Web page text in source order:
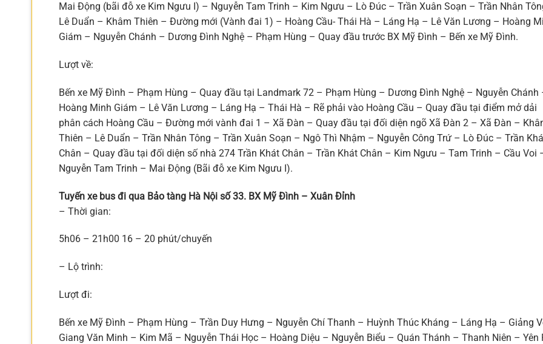
Mai Động (bãi đỗ xe Kim Ngưu I) – Nguyễn Tam Trinh – Kim Ngưu – Lò Đúc – Trần Xuân Soạn – Trần Nhân
Lê Duẩn – Khâm Thiên – Đường mới (Vành đai 1) – Hoàng Cầu- Thái Hà – Láng Hạ – Lê Văn Lương – Hoàng
Giám – Nguyễn Chánh – Dương Đình Nghệ – Phạm Hùng – Quay đầu trước BX Mỹ Đình – Bến xe Mỹ Đình.
Lượt về:
Bến xe Mỹ Đình – Phạm Hùng – Quay đầu tại Landmark 72 – Phạm Hùng – Dương Đình Nghệ – Nguyễn Chánh
Hoàng Minh Giám – Lê Văn Lương – Láng Hạ – Thái Hà – Rẽ phải vào Hoàng Cầu – Quay đầu tại điểm mở dải
phân cách Hoàng Cầu – Đường mới vành đai 1 – Xã Đàn – Quay đầu tại đối diện ngõ Xã Đàn 2 – Xã Đàn –
Thiên – Lê Duẩn – Trần Nhân Tông – Trần Xuân Soạn – Ngô Thì Nhậm – Nguyễn Công Trứ – Lò Đúc – Trần
Chân – Quay đầu tại đối diện số nhà 274 Trần Khát Chân – Trần Khát Chân – Kim Ngưu – Tam Trinh – Cầu Voi
Nguyễn Tam Trinh – Mai Động (Bãi đỗ xe Kim Ngưu I).
Tuyến xe bus đi qua Bảo tàng Hà Nội số 33. BX Mỹ Đình – Xuân Đỉnh
– Thời gian:
5h06 – 21h00 16 – 20 phút/chuyến
– Lộ trình:
Lượt đi:
Bến xe Mỹ Đình – Phạm Hùng – Trần Duy Hưng – Nguyễn Chí Thanh – Huỳnh Thúc Kháng – Láng Hạ – Giảng
Giang Văn Minh – Kim Mã – Nguyễn Thái Học – Hoàng Diệu – Nguyễn Biểu – Quán Thánh – Thanh Niên – Yên